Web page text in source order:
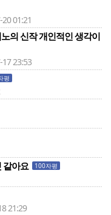
01:21
의 신작 개인적인 생각이
23:53
평
같아요 100자평
21:29